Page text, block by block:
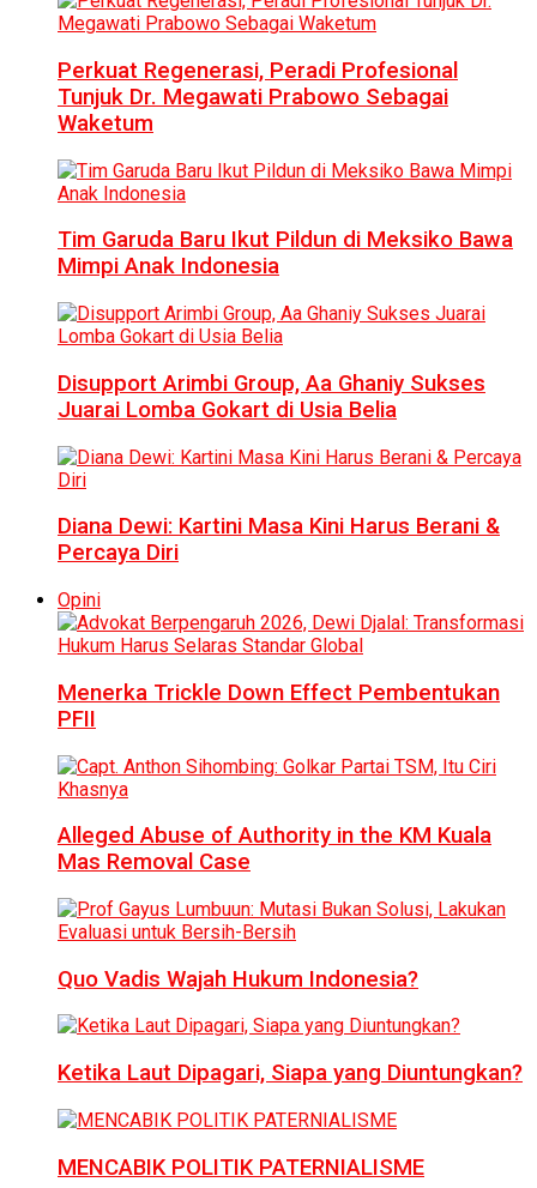
Perkuat Regenerasi, Peradi Profesional
Tunjuk Dr. Megawati Prabowo Sebagai
Waketum
Tim Garuda Baru Ikut Pildun di Meksiko Bawa
Mimpi Anak Indonesia
Disupport Arimbi Group, Aa Ghaniy Sukses
Juarai Lomba Gokart di Usia Belia
Diana Dewi: Kartini Masa Kini Harus Berani &
Percaya Diri
Opini
Menerka Trickle Down Effect Pembentukan
PFII
Alleged Abuse of Authority in the KM Kuala
Mas Removal Case
Quo Vadis Wajah Hukum Indonesia?
Ketika Laut Dipagari, Siapa yang Diuntungkan?
MENCABIK POLITIK PATERNIALISME